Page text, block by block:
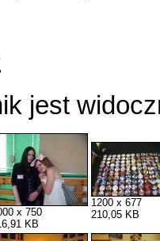
jest
x 750
KB
1200 x 677
210,05 KB